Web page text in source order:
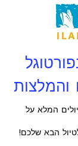
והמלצות
המלא על
הבא שלכם!